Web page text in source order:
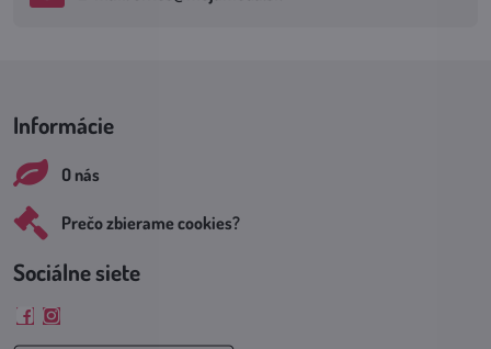
Informácie
O nás
Prečo zbierame cookies?
Sociálne siete
FacebookInstagram